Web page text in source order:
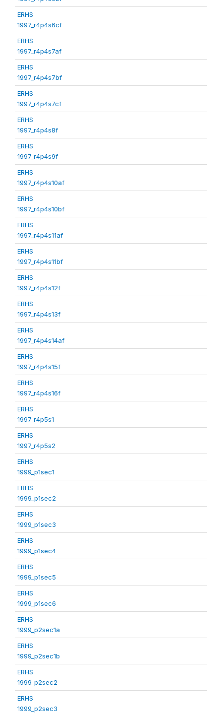
ERHS
1997_r4p4s6cf
ERHS
1997_r4p4s7af
ERHS
1997_r4p4s7bf
ERHS
1997_r4p4s7cf
ERHS
1997_r4p4s8f
ERHS
1997_r4p4s9f
ERHS
1997_r4p4s10af
ERHS
1997_r4p4s10bf
ERHS
1997_r4p4s11af
ERHS
1997_r4p4s11bf
ERHS
1997_r4p4s12f
ERHS
1997_r4p4s13f
ERHS
1997_r4p4s14af
ERHS
1997_r4p4s15f
ERHS
1997_r4p4s16f
ERHS
1997_r4p5s1
ERHS
1997_r4p5s2
ERHS
1999_p1sec1
ERHS
1999_p1sec2
ERHS
1999_p1sec3
ERHS
1999_p1sec4
ERHS
1999_p1sec5
ERHS
1999_p1sec6
ERHS
1999_p2sec1a
ERHS
1999_p2sec1b
ERHS
1999_p2sec2
ERHS
1999_p2sec3